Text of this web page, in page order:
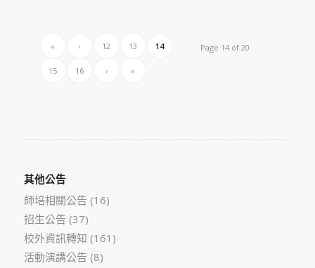
Page 14 of 20
« ‹ 12 13 14
15 16 › »
其他公告
師培相關公告 (16)
招生公告 (37)
校外資訊轉知 (161)
活動演講公告 (8)